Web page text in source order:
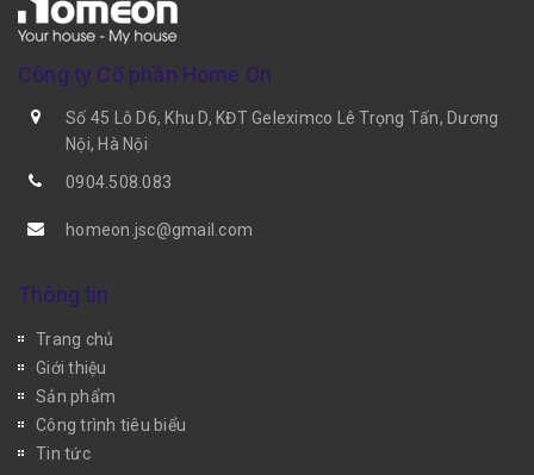
Công ty Cổ phần Home On
Số 45 Lô D6, Khu D, KĐT Geleximco Lê Trọng Tấn, Dương
Nội, Hà Nội
0904.508.083
homeon.jsc@gmail.com
Thông tin
Trang chủ
Giới thiệu
Sản phẩm
Công trình tiêu biểu
Tin tức